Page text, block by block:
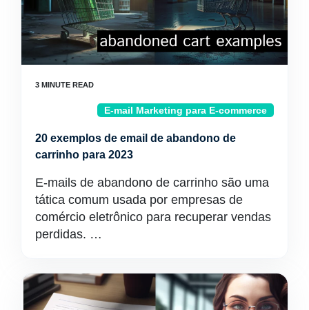
E-mail Marketing para E-commerce
20 exemplos de email de abandono de
carrinho para 2023
E-mails de abandono de carrinho são uma
tática comum usada por empresas de
comércio eletrônico para recuperar vendas
perdidas. …